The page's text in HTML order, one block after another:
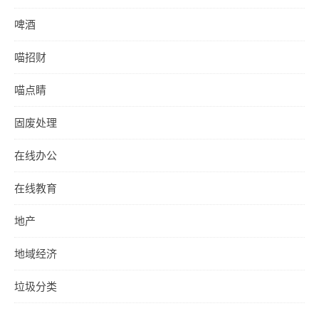
啤酒
喵招财
喵点睛
固废处理
在线办公
在线教育
地产
地域经济
垃圾分类